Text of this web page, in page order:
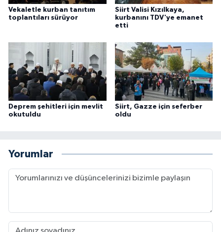
Vekaletle kurban tanıtım
toplantıları sürüyor
Siirt Valisi Kızılkaya,
kurbanını TDV'ye emanet
etti
Deprem şehitleri için mevlit
okutuldu
Siirt, Gazze için seferber
oldu
Yorumlar
Gümüşhane Müftülüğü
Hakkari Müftülüğü
Hatay Müftülüğü
Iğdır Müftülüğü
İzmir Müftülüğü
Karabük Müftülüğü